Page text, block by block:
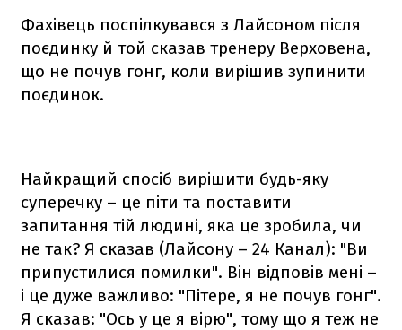
Фахівець поспілкувався з Лайсоном після
поєдинку й той сказав тренеру Верховена,
що не почув гонг, коли вирішив зупинити
поєдинок.
Найкращий спосіб вирішити будь-яку
суперечку – це піти та поставити
запитання тій людині, яка це зробила, чи
не так? Я сказав (Лайсону – 24 Канал): "Ви
припустилися помилки". Він відповів мені –
і це дуже важливо: "Пітере, я не почув гонг".
Я сказав: "Ось у це я вірю", тому що я теж не